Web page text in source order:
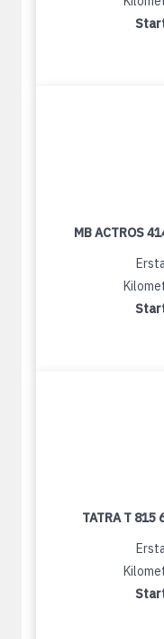
MB ACTROS
TATRA T 815